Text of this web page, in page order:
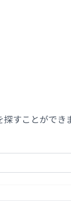
探すことができ